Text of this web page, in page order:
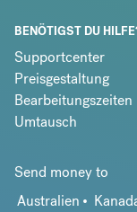
BENÖTIGST DU
Supportcenter
Preisgestaltung
Bearbeitungszeiten
Umtausch
Send money to
Australien